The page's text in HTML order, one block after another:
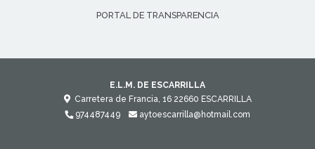
PORTAL DE TRANSPARENCIA
E.L.M. DE ESCARRILLA
Carretera de Francia, 16 22660 ESCARRILLA
974487449
aytoescarrilla@hotmail.com